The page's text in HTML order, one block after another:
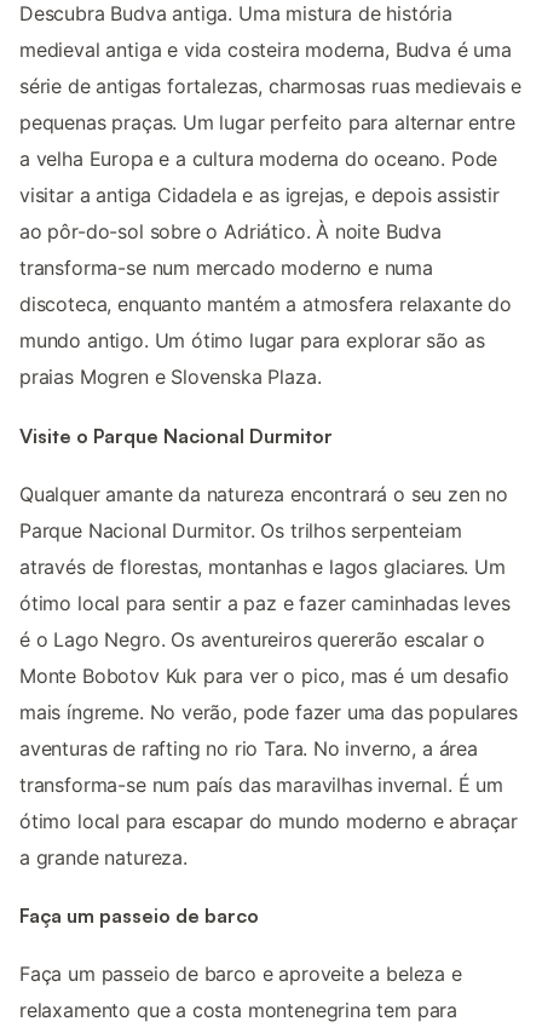
Descubra Budva antiga. Uma mistura de história
medieval antiga e vida costeira moderna, Budva é uma
série de antigas fortalezas, charmosas ruas medievais e
pequenas praças. Um lugar perfeito para alternar entre
a velha Europa e a cultura moderna do oceano. Pode
visitar a antiga Cidadela e as igrejas, e depois assistir
ao pôr-do-sol sobre o Adriático. À noite Budva
transforma-se num mercado moderno e numa
discoteca, enquanto mantém a atmosfera relaxante do
mundo antigo. Um ótimo lugar para explorar são as
praias Mogren e Slovenska Plaza.
Visite o Parque Nacional Durmitor
Qualquer amante da natureza encontrará o seu zen no
Parque Nacional Durmitor. Os trilhos serpenteiam
através de florestas, montanhas e lagos glaciares. Um
ótimo local para sentir a paz e fazer caminhadas leves
é o Lago Negro. Os aventureiros quererão escalar o
Monte Bobotov Kuk para ver o pico, mas é um desafio
mais íngreme. No verão, pode fazer uma das populares
aventuras de rafting no rio Tara. No inverno, a área
transforma-se num país das maravilhas invernal. É um
ótimo local para escapar do mundo moderno e abraçar
a grande natureza.
Faça um passeio de barco
Faça um passeio de barco e aproveite a beleza e
relaxamento que a costa montenegrina tem para